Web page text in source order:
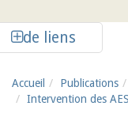
de liens
Accueil Publications
Intervention des